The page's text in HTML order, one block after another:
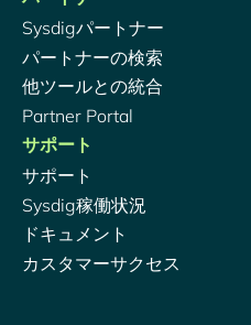
Sysdigパートナー
パートナーの検索
他ツールとの統合
Partner Portal
サポート
サポート
Sysdig稼働状況
ドキュメント
カスタマーサクセス